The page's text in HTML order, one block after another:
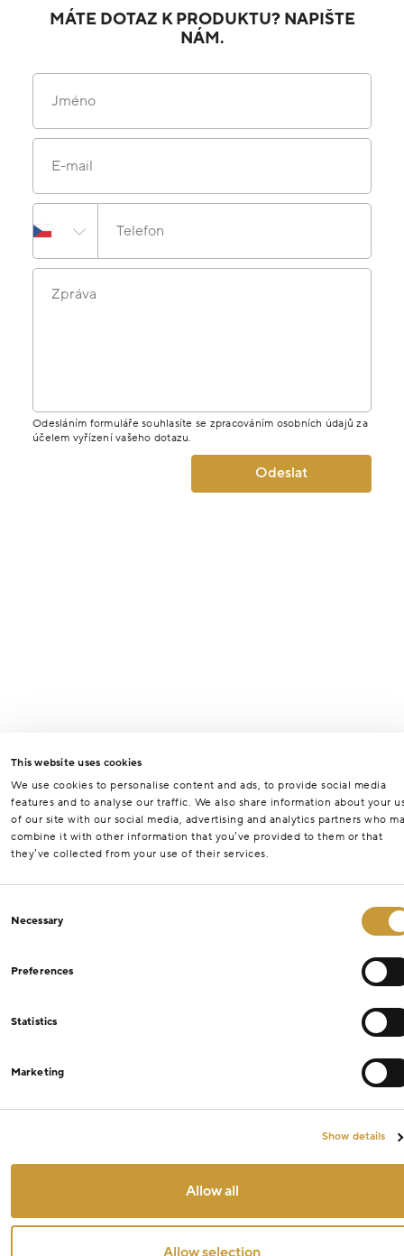
This website uses cookies
We use cookies to personalise content and ads, to provide social media
features and to analyse our traffic. We also share information about your
of our site with our social media, advertising and analytics partners who
combine it with other information that you’ve provided to them or that
they’ve collected from your use of their services.
Selection
Necessary
Preferences
Statistics
Marketing
Show details
Allow all
Allow selection
MÁTE DOTAZ K PRODUKTU? NAPIŠTE
NÁM.
Jméno
E-mail
Telefon
Zpráva
Odesláním formuláře souhlasíte se zpracováním osobních údajů za
účelem vyřízení vašeho dotazu.
Odeslat